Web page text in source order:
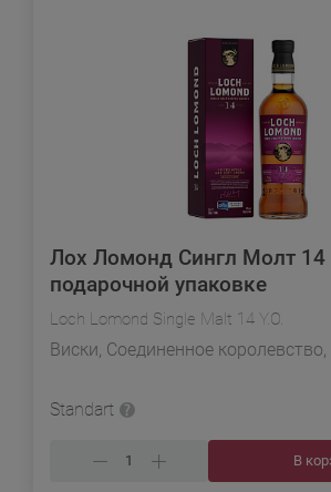
Лох Ломонд Сингл Молт 14
подарочной упаковке
Loch Lomond Single Malt 14 Y.O.
Виски, Соединенное королевство,
Standart
В